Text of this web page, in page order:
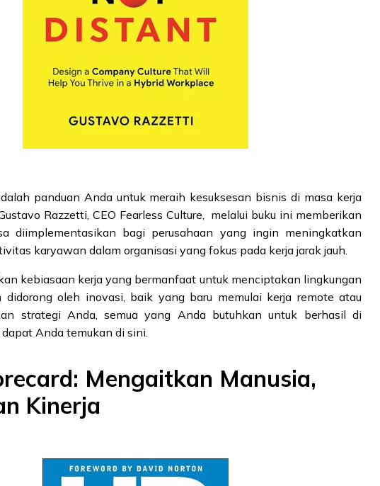
panduan Anda untuk meraih kesuksesan bisnis di masa kerja
Razzetti, CEO Fearless Culture, melalui buku ini memberikan
diimplementasikan bagi perusahaan yang ingin meningkatkan
karyawan dalam organisasi yang fokus pada kerja jarak jauh.
kebiasaan kerja yang bermanfaat untuk menciptakan lingkungan
oleh inovasi, baik yang baru memulai kerja remote atau
strategi Anda, semua yang Anda butuhkan untuk berhasil di
Anda temukan di sini.
Mengaitkan Manusia,
Kinerja